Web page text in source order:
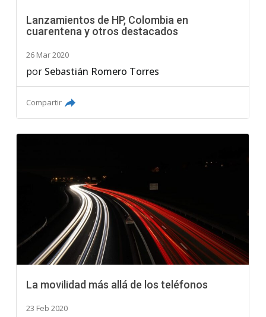
Lanzamientos de HP, Colombia en
cuarentena y otros destacados
26 Mar 2020
por Sebastián Romero Torres
Compartir
La movilidad más allá de los teléfonos
23 Feb 2020